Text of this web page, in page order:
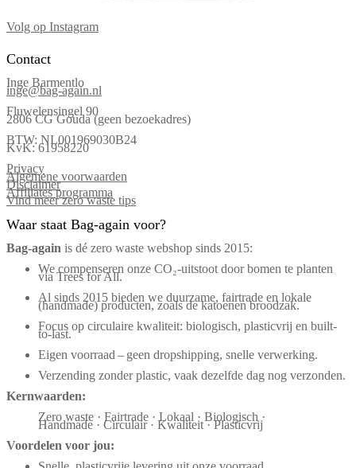
Volg op Instagram
Contact
Inge Barmentlo
inge@bag-again.nl
Fluwelensingel 90
2806 CG Gouda (geen bezoekadres)
BTW: NL001969030B24
KvK: 61958220
Privacy
Algemene voorwaarden
Disclaimer
Affiliates programma
Vind meer zero waste tips
Waar staat Bag-again voor?
Bag‑again is dé zero waste webshop sinds 2015:
We compenseren onze CO₂-uitstoot door bomen te planten
via Trees for All.
Al sinds 2015 bieden we duurzame, fairtrade en lokale
(handmade) producten, zoals de katoenen broodzak.
Focus op circulaire kwaliteit: biologisch, plasticvrij en built-
to-last.
Eigen voorraad – geen dropshipping, snelle verwerking.
Verzending zonder plastic, vaak dezelfde dag nog verzonden.
Kernwaarden:
Zero waste · Fairtrade · Lokaal · Biologisch ·
Handmade · Circulair · Kwaliteit · Plasticvrij
Voordelen voor jou: